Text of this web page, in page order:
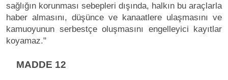
sağlığın korunması sebepleri dışında, halkın bu araçlarla
haber almasını, düşünce ve kanaatlere ulaşmasını ve
kamuoyunun serbestçe oluşmasını engelleyici kayıtlar
koyamaz."
MADDE 12